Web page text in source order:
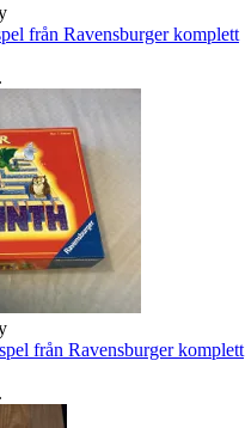
från Ravensburger komplett
.
från Ravensburger komplett
.